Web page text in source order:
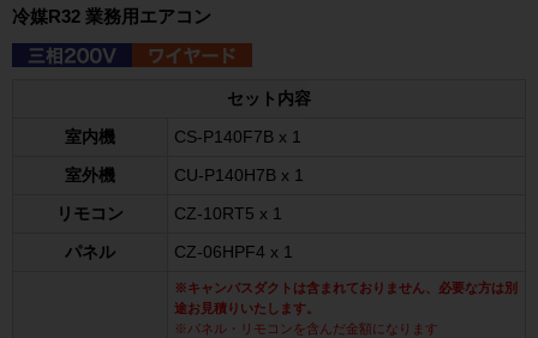
冷媒R32 業務用エアコン
セット内容
室内機 CS-P140F7B x 1
室外機 CU-P140H7B x 1
リモコン CZ-10RT5 x 1
パネル CZ-06HPF4 x 1
※キャンバスダクトは含まれておりません、必要な方は別
途お見積りいたします。
※パネル・リモコンを含んだ金額になります